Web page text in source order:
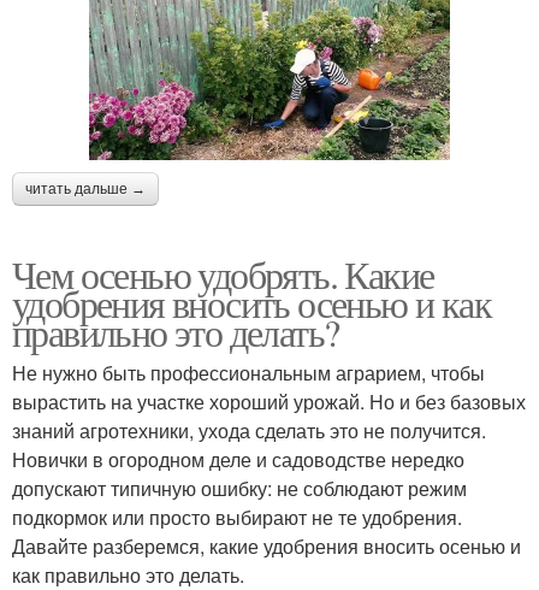
читать дальше →
Чем осенью удобрять. Какие
удобрения вносить осенью и как
правильно это делать?
Не нужно быть профессиональным аграрием, чтобы
вырастить на участке хороший урожай. Но и без базовых
знаний агротехники, ухода сделать это не получится.
Новички в огородном деле и садоводстве нередко
допускают типичную ошибку: не соблюдают режим
подкормок или просто выбирают не те удобрения.
Давайте разберемся, какие удобрения вносить осенью и
как правильно это делать.